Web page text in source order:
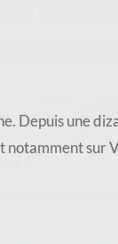
Depuis une
sur